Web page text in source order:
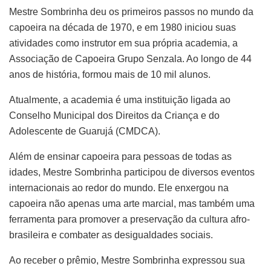
Mestre Sombrinha deu os primeiros passos no mundo da
capoeira na década de 1970, e em 1980 iniciou suas
atividades como instrutor em sua própria academia, a
Associação de Capoeira Grupo Senzala. Ao longo de 44
anos de história, formou mais de 10 mil alunos.
Atualmente, a academia é uma instituição ligada ao
Conselho Municipal dos Direitos da Criança e do
Adolescente de Guarujá (CMDCA).
Além de ensinar capoeira para pessoas de todas as
idades, Mestre Sombrinha participou de diversos eventos
internacionais ao redor do mundo. Ele enxergou na
capoeira não apenas uma arte marcial, mas também uma
ferramenta para promover a preservação da cultura afro-
brasileira e combater as desigualdades sociais.
Ao receber o prêmio, Mestre Sombrinha expressou sua